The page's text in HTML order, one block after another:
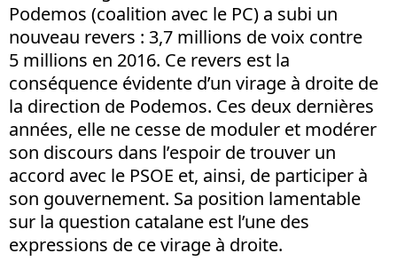
Podemos (coalition avec le PC) a subi un
nouveau revers : 3,7 millions de voix contre
5 millions en 2016. Ce revers est la
conséquence évidente d’un virage à droite de
la direction de Podemos. Ces deux dernières
années, elle ne cesse de moduler et modérer
son discours dans l’espoir de trouver un
accord avec le PSOE et, ainsi, de participer à
son gouvernement. Sa position lamentable
sur la question catalane est l’une des
expressions de ce virage à droite.